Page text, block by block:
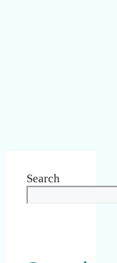
Search